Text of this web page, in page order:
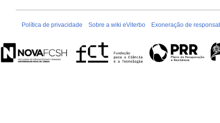
Política de privacidade Sobre a wiki eViterbo Exoneração de